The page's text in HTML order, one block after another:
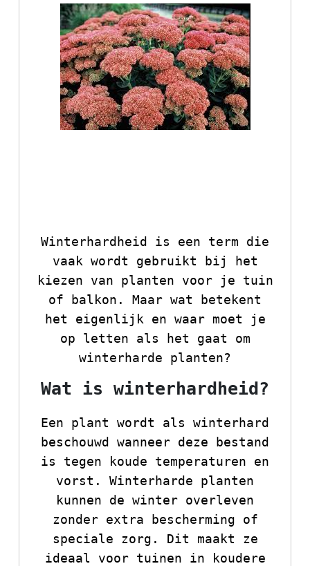
Winterhardheid is een term die
vaak wordt gebruikt bij het
kiezen van planten voor je tuin
of balkon. Maar wat betekent
het eigenlijk en waar moet je
op letten als het gaat om
winterharde planten?
Wat is winterhardheid?
Een plant wordt als winterhard
beschouwd wanneer deze bestand
is tegen koude temperaturen en
vorst. Winterharde planten
kunnen de winter overleven
zonder extra bescherming of
speciale zorg. Dit maakt ze
ideaal voor tuinen in koudere